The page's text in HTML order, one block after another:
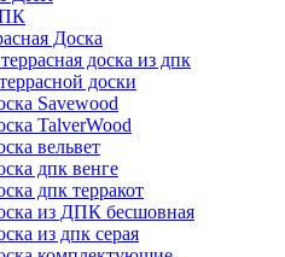
Доска
доска из дпк
доски
Savewood
TalverWood
вельвет
дпк венге
дпк терракот
из ДПК бесшовная
из дпк серая